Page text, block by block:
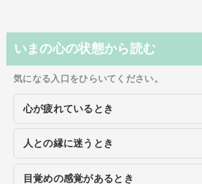
いまの心の状態から読む
気になる入口をひらいてください。
心が疲れているとき
人との縁に迷うとき
目覚めの感覚があるとき